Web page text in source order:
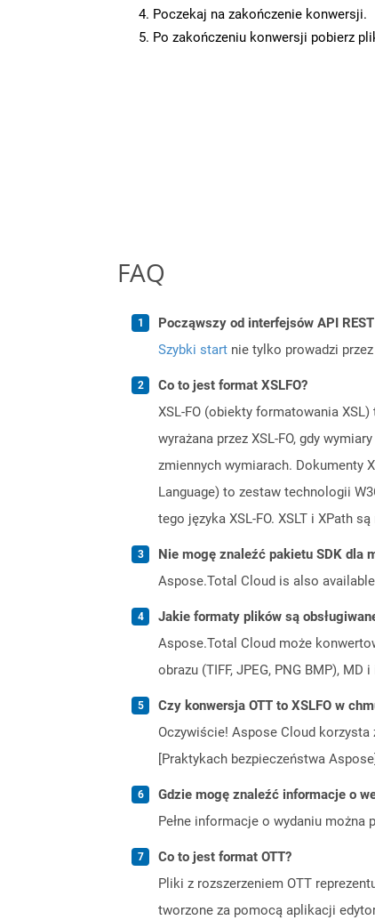
Poczekaj na zakończenie konwersji.
Po zakończeniu konwersji pobierz
FAQ
Począwszy od interfejsów API
Szybki start nie tylko prowadzi
Co to jest format XSLFO?
XSL-FO (obiekty formatowania
wyrażana przez XSL-FO, gdy
zmiennych wymiarach. Dokumenty
Language) to zestaw technologii
tego języka XSL-FO. XSLT i XPath
Nie mogę znaleźć pakietu SDK dla
Aspose.Total Cloud is also
Jakie formaty plików są
Aspose.Total Cloud może
obrazu (TIFF, JPEG, PNG BMP), MD
Czy konwersja OTT to XSLFO w
Oczywiście! Aspose Cloud
[Praktykach bezpieczeństwa
Gdzie mogę znaleźć informacje o
Pełne informacje o wydaniu można
Co to jest format OTT?
Pliki z rozszerzeniem OTT
tworzone za pomocą aplikacji